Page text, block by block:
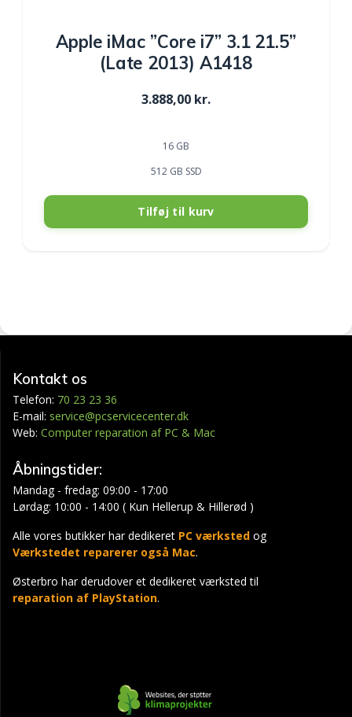
Apple iMac ”Core i7” 3.1 21.5”
(Late 2013) A1418
3.888,00 kr.
16 GB
512 GB SSD
Tilføj til kurv
Kontakt os
Telefon: 70 23 23 36
E-mail: service@pcservicecenter.dk
Web: Computer reparation af PC & Mac
Åbningstider:
Mandag - fredag: 09:00 - 17:00
Lørdag: 10:00 - 14:00 ( Kun Hellerup & Hillerød )
Alle vores butikker har dedikeret PC værksted og
Værkstedet reparerer også Mac.
Østerbro har derudover et dedikeret værksted til
reparation af PlayStation.